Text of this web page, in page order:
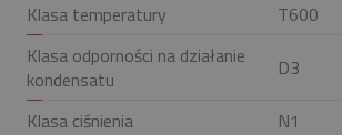
Klasa temperatury
T600
Klasa odporności na działanie
kondensatu
D3
Klasa ciśnienia
N1